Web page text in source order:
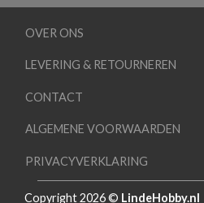
OVER ONS
LEVERING & RETOURNEREN
CONTACT
ALGEMENE VOORWAARDEN
PRIVACYVERKLARING
Copyright 2026 © LindeHobby.nl